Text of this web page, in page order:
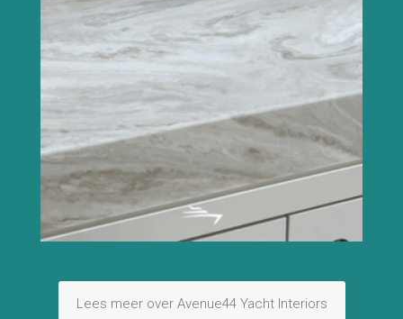
Lees meer over Avenue44 Yacht Interiors